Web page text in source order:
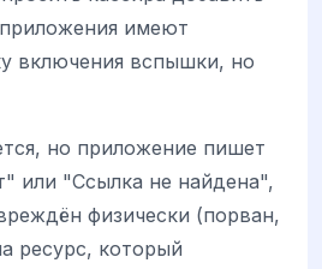
имеют
включения вспышки, но
но приложение пишет
или "Ссылка не найдена",
физически (порван,
ресурс, который